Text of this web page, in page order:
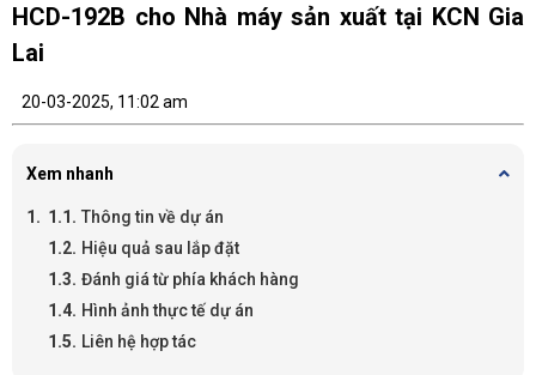
HCD-192B cho Nhà máy sản xuất tại KCN Gia
Lai
20-03-2025, 11:02 am
Xem nhanh
Thông tin về dự án
Hiệu quả sau lắp đặt
Đánh giá từ phía khách hàng
Hình ảnh thực tế dự án
Liên hệ hợp tác